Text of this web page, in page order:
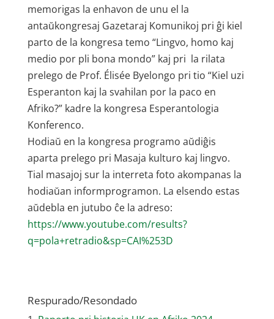
memorigas la enhavon de unu el la
antaŭkongresaj Gazetaraj Komunikoj pri ĝi kiel
parto de la kongresa temo “Lingvo, homo kaj
medio por pli bona mondo” kaj pri la rilata
prelego de Prof. Élisée Byelongo pri tio “Kiel uzi
Esperanton kaj la svahilan por la paco en
Afriko?” kadre la kongresa Esperantologia
Konferenco.
Hodiaŭ en la kongresa programo aŭdiĝis
aparta prelego pri Masaja kulturo kaj lingvo.
Tial masajoj sur la interreta foto akompanas la
hodiaŭan informprogramon. La elsendo estas
aŭdebla en jutubo ĉe la adreso:
https://www.youtube.com/results?
q=pola+retradio&sp=CAI%253D
Respurado/Resondado